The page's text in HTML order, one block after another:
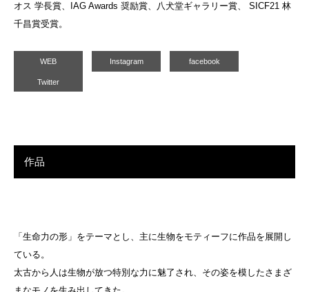
オス 学長賞、IAG Awards 奨励賞、八犬堂ギャラリー賞、 SICF21 林
千昌賞受賞。
WEB Instagram facebook
Twitter
作品
「生命力の形」をテーマとし、主に生物をモティーフに作品を展開し
ている。
太古から人は生物が放つ特別な力に魅了され、その姿を模したさまざ